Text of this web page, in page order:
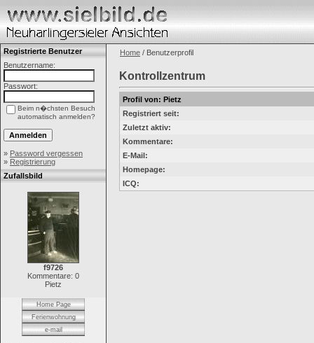
Registrierte Benutzer
Benutzername:
Passwort:
Beim n�chsten Besuch
automatisch anmelden?
» Password vergessen
» Registrierung
Zufallsbild
f9726
Kommentare: 0
Pietz
Home Page
Ferienwohnung
e-mail
Home / Benutzerprofil
Kontrollzentrum
Profil von: Pietz
Registriert seit:
Zuletzt aktiv:
Kommentare:
E-Mail:
Homepage:
ICQ: